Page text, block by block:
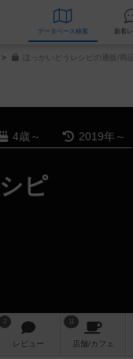
データベース 検索
ほっかいどうレシピの通販/商品
4歳～ 2019年～
ピ
2
レビュー
11
店舗/カフェ